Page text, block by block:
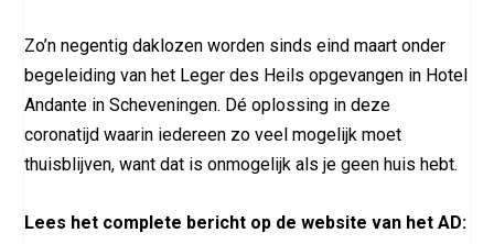
Zo’n negentig daklozen worden sinds eind maart onder
begeleiding van het Leger des Heils opgevangen in Hotel
Andante in Scheveningen. Dé oplossing in deze
coronatijd waarin iedereen zo veel mogelijk moet
thuisblijven, want dat is onmogelijk als je geen huis hebt.
Lees het complete bericht op de website van het AD: